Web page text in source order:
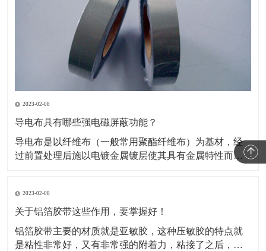
2023-02-08
导电布具有哪些强电磁屏蔽功能？
导电布是以纤维布（一般常用聚酯纤维布）为基材，经
过前置处理后施以电镀金属镀层使其具有金属特性而成
多人都不知道。所以，这种材料到底是如何屏蔽电磁信
号的呢？​A.影响屏蔽性的因素及工艺在电磁信号的屏蔽
过程中，
2023-02-08
关于铝箔胶带这些作用，要掌握好！
铝箔胶带主要的材质就是亚敏胶，这种压敏胶的特点就
是粘性非常好，又有非常强的附着力，粘接了之后，能